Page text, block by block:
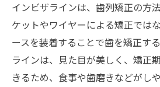
インビザラインは、歯列矯正の方
ケットやワイヤーによる矯正では
ースを装着することで歯を矯正す
ラインは、見た目が美しく、矯正
きるため、食事や歯磨きなどがし